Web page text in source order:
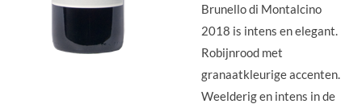
Brunello di Montalcino
2018 is intens en elegant.
Robijnrood met
granaatkleurige accenten.
Weelderig en intens in de